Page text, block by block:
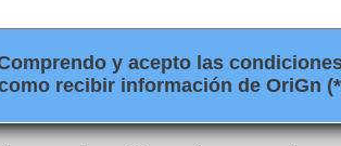
y acepto las
recibir información de OriGn